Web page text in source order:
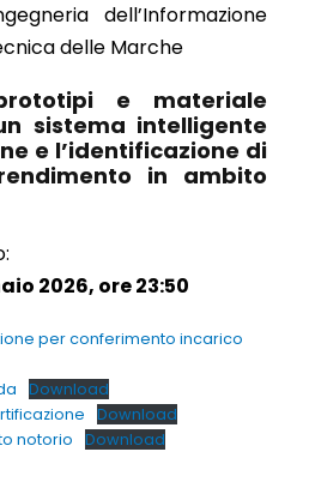
dell’Informazione
delle Marche
e materiale
sistema intelligente
e l’identificazione di
in ambito
2026, ore 23:50
per conferimento incarico
Download
Download
notorio
Download